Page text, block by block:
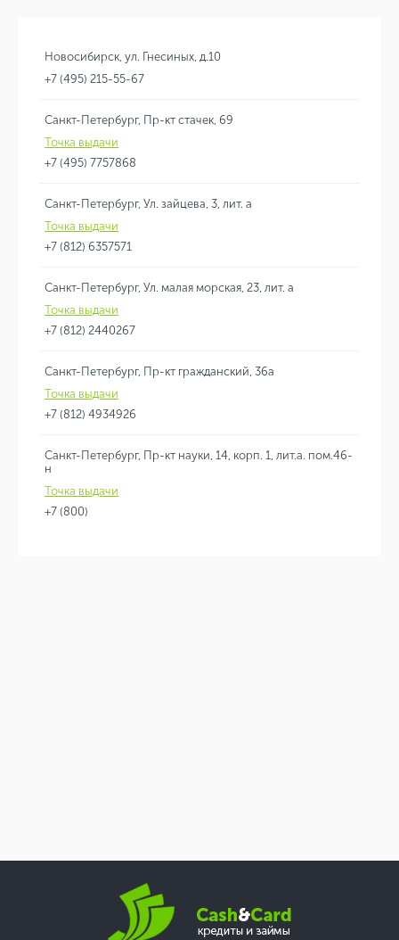
Новосибирск, ул. Гнесиных, д.10
+7 (495) 215-55-67
Санкт-Петербург, Пр-кт стачек, 69
Точка выдачи
+7 (495) 7757868
Санкт-Петербург, Ул. зайцева, 3, лит. а
Точка выдачи
+7 (812) 6357571
Санкт-Петербург, Ул. малая морская, 23, лит. а
Точка выдачи
+7 (812) 2440267
Санкт-Петербург, Пр-кт гражданский, 36а
Точка выдачи
+7 (812) 4934926
Санкт-Петербург, Пр-кт науки, 14, корп. 1, лит.а. пом.46-
н
Точка выдачи
+7 (800)